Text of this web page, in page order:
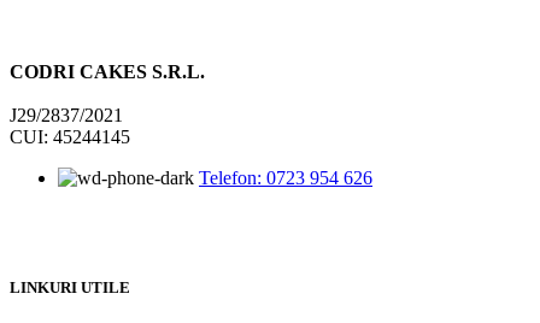
CODRI CAKES S.R.L.
J29/2837/2021
CUI: 45244145
Telefon: 0723 954 626
LINKURI UTILE